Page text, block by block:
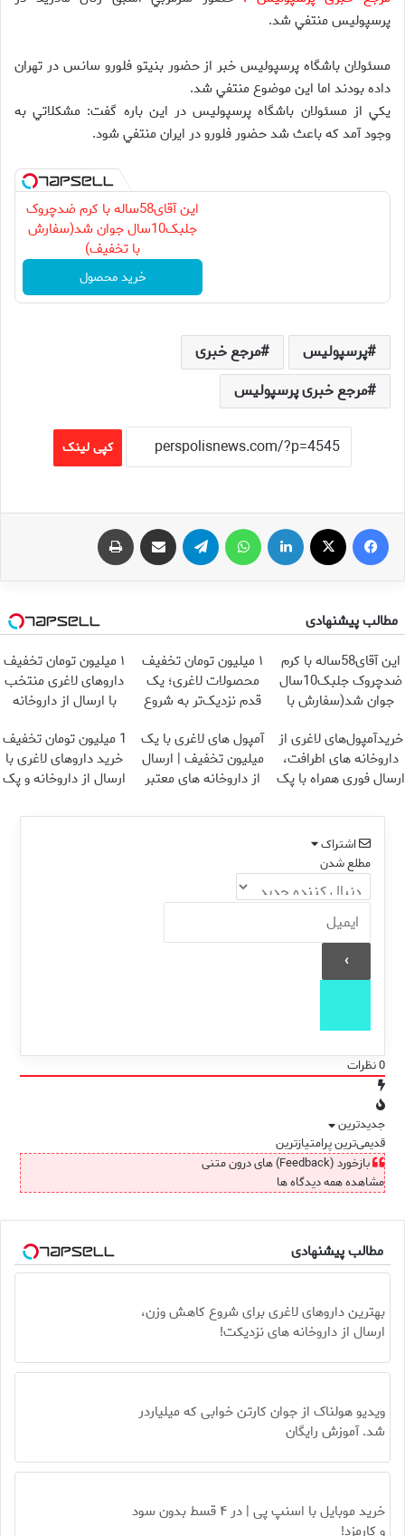
پرسپوليس منتفي شد.
مسئولان باشگاه پرسپوليس خبر از حضور بنيتو فلورو سانس در تهران
داده بودند اما اين موضوع منتفي شد.
يكي از مسئولان باشگاه پرسپوليس در اين باره گفت: مشكلاتي به
وجود آمد كه باعث شد حضور فلورو در ايران منتفي شود.
این آقای58ساله با کرم ضدچروک
جلبک10سال جوان شد(سفارش
با تخفیف)
خرید محصول
پرسپولیس
مرجع خبری
مرجع خبری پرسپولیس
کپی لینک
فیس بوک لینکدین تلگرام اشتراک گذاری از طریق ایمیل
مطالب پیشنهادی
این آقای58ساله با کرم
ضدچروک جلبک10سال
جوان شد(سفارش با
۱ میلیون تومان تخفیف
محصولات لاغری؛ یک
قدم نزدیک‌تر به شروع
۱ میلیون تومان تخفیف
داروهای لاغری منتخب
با ارسال از داروخانه
خریدآمپول‌های لاغری از
داروخانه های اطرافت،
ارسال فوری همراه با پک
آمپول های لاغری با یک
میلیون تخفیف | ارسال
از داروخانه های معتبر
1 میلیون تومان تخفیف
خرید داروهای لاغری با
ارسال از داروخانه و پک
اشتراک
مطلع شدن
0نظرات
جدیدترین
قدیمی‌ترینپرامتیازترین
بازخورد (Feedback) های درون متنی
مشاهده همه دیدگاه ها
مطالب پیشنهادی
بهترین داروهای لاغری برای شروع کاهش وزن،
ارسال از داروخانه های نزدیکت!
ویدیو هولناک از جوان کارتن خوابی که میلیاردر
شد. آموزش رایگان
خرید موبایل با اسنپ پی | در ۴ قسط بدون سود
و کارمزد!